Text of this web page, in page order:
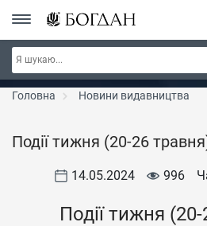
Серія "Чейзіана" ~ знижка 20%
Головна Новини видавництва
Події тижня (20-26
14.05.2024 996
Події тижня